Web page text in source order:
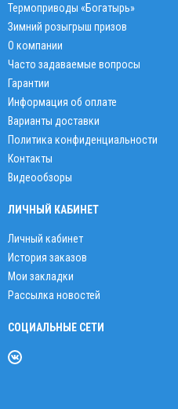
Термоприводы «Богатырь»
Зимний розыгрыш призов
О компании
Часто задаваемые вопросы
Гарантии
Информация об оплате
Варианты доставки
Политика конфиденциальности
Контакты
Видеообзоры
ЛИЧНЫЙ КАБИНЕТ
Личный кабинет
История заказов
Мои закладки
Рассылка новостей
СОЦИАЛЬНЫЕ СЕТИ